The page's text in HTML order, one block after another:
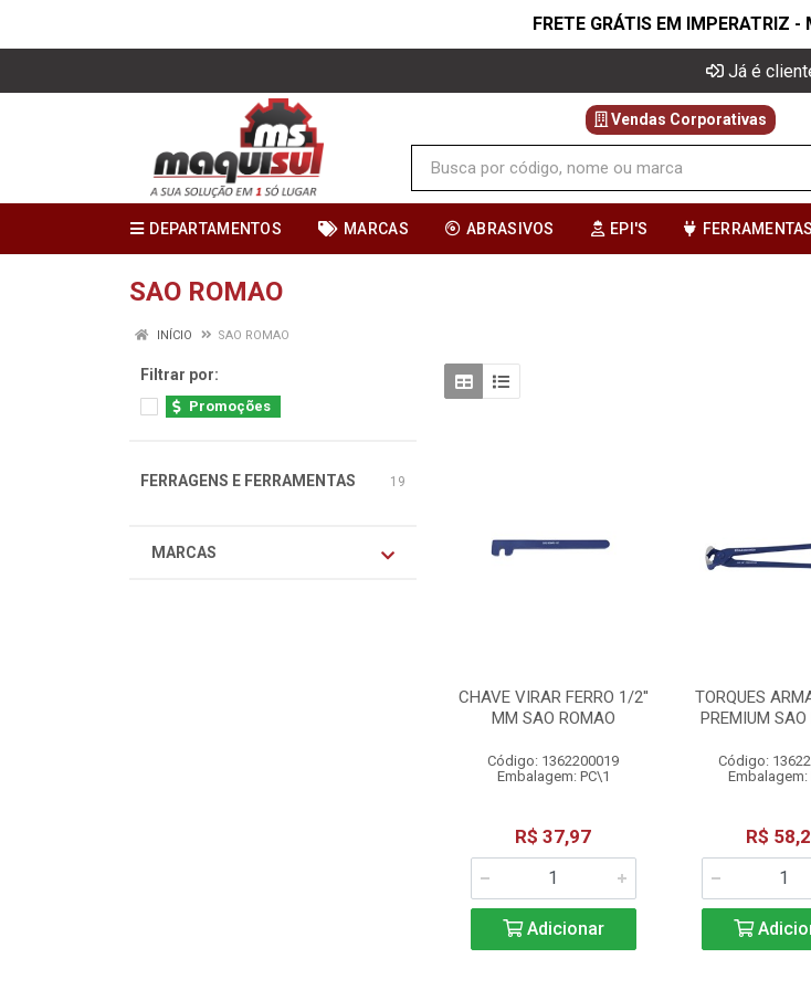
FRETE GRÁTIS EM IMPERATRIZ -
Já é
Vendas Corporativas
DEPARTAMENTOS MARCAS ABRASIVOS EPI'S
SAO ROMAO
INÍCIO SAO ROMAO
Filtrar por:
Promoções
FERRAGENS E FERRAMENTAS 19
MARCAS
CHAVE VIRAR FERRO 1/2''
MM SAO ROMAO
Código: 1362200019
Embalagem: PC\1
R$ 37,97
Adicionar
TORQUES
PREMIUM SAO
Código:
Embalagem:
R$